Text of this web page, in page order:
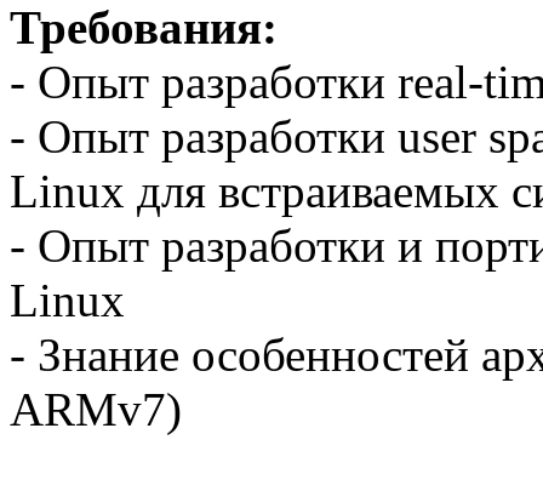
Требования:
- Опыт разработки real-
- Опыт разработки user
Linux для встраиваемых
- Опыт разработки и
Linux
- Знание особенностей
ARMv7)